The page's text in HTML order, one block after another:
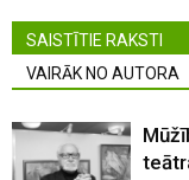
SAISTĪTIE RAKSTI
VAIRĀK NO AUTORA